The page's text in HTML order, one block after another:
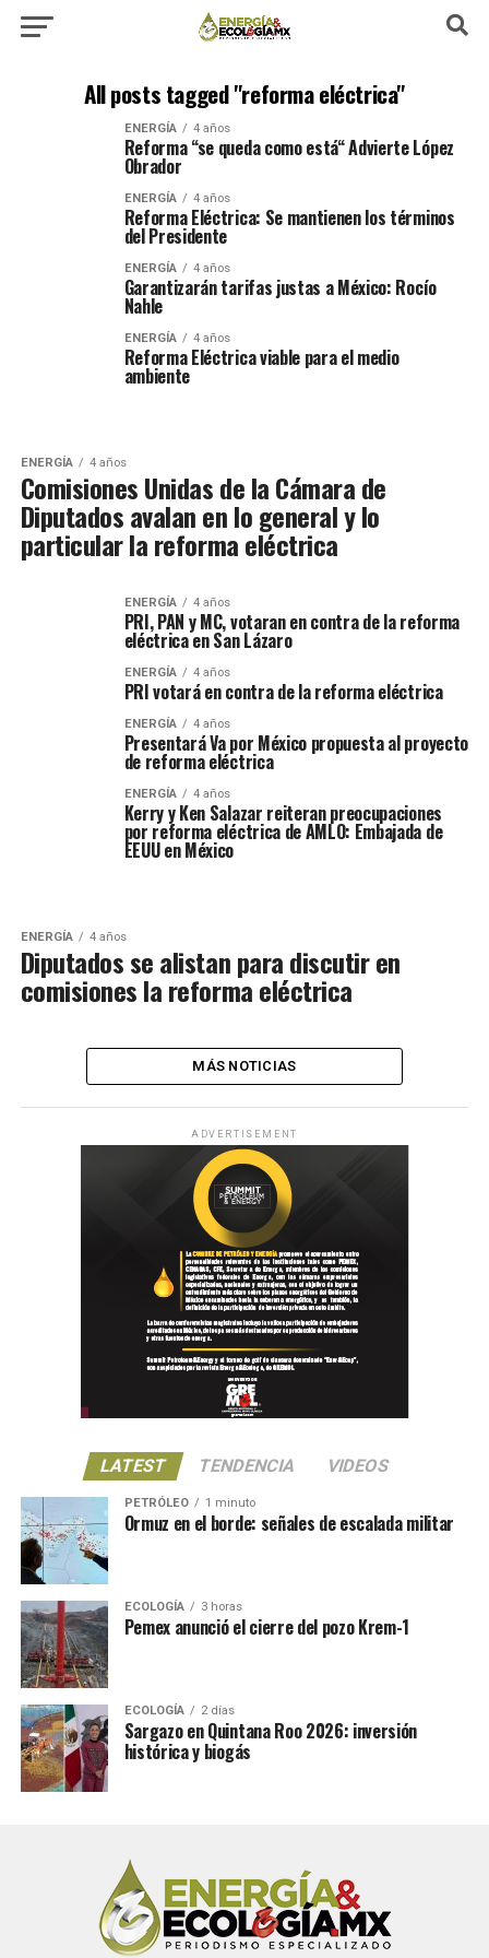
All posts tagged "reforma eléctrica"
ENERGÍA 4 años
Reforma “se queda como está“ Advierte López
Obrador
ENERGÍA 4 años
Reforma Eléctrica: Se mantienen los términos
del Presidente
ENERGÍA 4 años
Garantizarán tarifas justas a México: Rocío
Nahle
ENERGÍA 4 años
Reforma Eléctrica viable para el medio
ambiente
ENERGÍA 4 años
Comisiones Unidas de la Cámara de
Diputados avalan en lo general y lo
particular la reforma eléctrica
ENERGÍA 4 años
PRI, PAN y MC, votaran en contra de la reforma
eléctrica en San Lázaro
ENERGÍA 4 años
PRI votará en contra de la reforma eléctrica
ENERGÍA 4 años
Presentará Va por México propuesta al proyecto
de reforma eléctrica
ENERGÍA 4 años
Kerry y Ken Salazar reiteran preocupaciones
por reforma eléctrica de AMLO: Embajada de
EEUU en México
ENERGÍA 4 años
Diputados se alistan para discutir en
comisiones la reforma eléctrica
MÁS NOTICIAS
ADVERTISEMENT
LATEST TENDENCIA VIDEOS
PETRÓLEO 1 minuto
Ormuz en el borde: señales de escalada militar
ECOLOGÍA 3 horas
Pemex anunció el cierre del pozo Krem-1
ECOLOGÍA 2 días
Sargazo en Quintana Roo 2026: inversión
histórica y biogás